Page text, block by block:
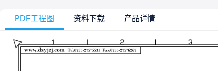
PDF工程图 资料下载 产品详情